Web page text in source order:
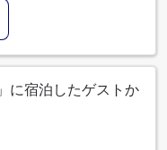
に宿泊したゲストか